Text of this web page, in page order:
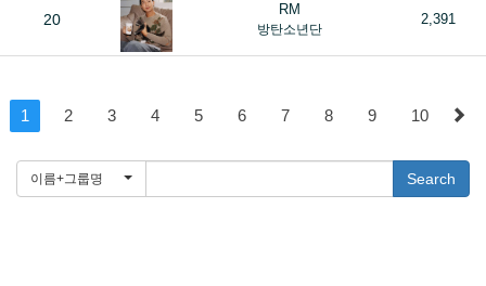
20
RM
방탄소년단
2,391
1 2 3 4 5 6 7 8 9 10
이름+그룹명 Search